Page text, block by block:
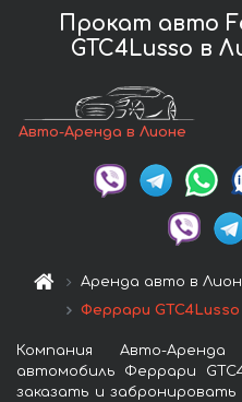
Прокат авто
GTC4Lusso в
Авто-Аренда в Лионе
Аренда авто в
Феррари GTC4Lusso
Компания Авто-
автомобиль Феррари
заказать и